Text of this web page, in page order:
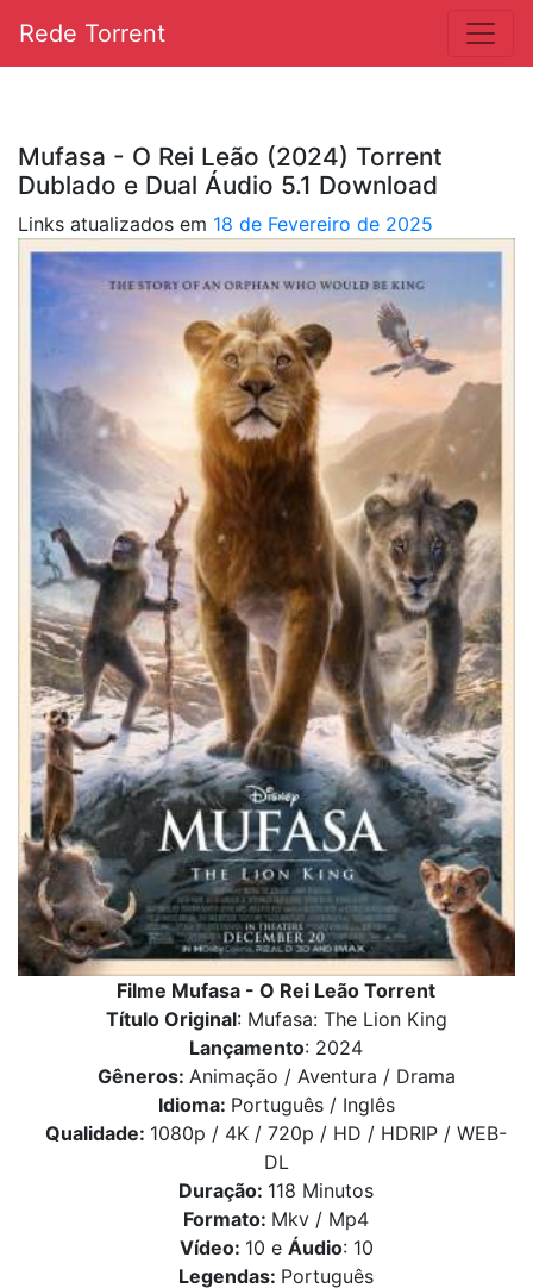
Rede Torrent
Mufasa - O Rei Leão (2024) Torrent
Dublado e Dual Áudio 5.1 Download
Links atualizados em 18 de Fevereiro de 2025
Filme Mufasa - O Rei Leão Torrent
Título Original: Mufasa: The Lion King
Lançamento: 2024
Gêneros: Animação / Aventura / Drama
Idioma: Português / Inglês
Qualidade: 1080p / 4K / 720p / HD / HDRIP / WEB-
DL
Duração: 118 Minutos
Formato: Mkv / Mp4
Vídeo: 10 e Áudio: 10
Legendas: Português